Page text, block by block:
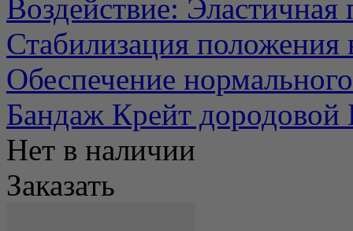
Воздействие:
Стабилизация положения
Обеспечение
Бандаж Крейт
Нет в наличии
Заказать